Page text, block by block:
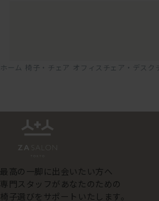
ホーム 椅子・チェア オフィスチェア・デスク
最高の一脚に出会いたい方へ
専門スタッフがあなたのための
椅子選びをサポートいたします。